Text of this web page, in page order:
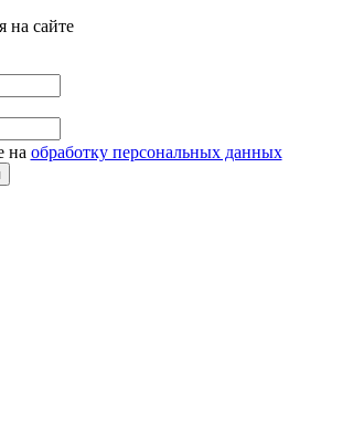
на сайте
на обработку персональных данных